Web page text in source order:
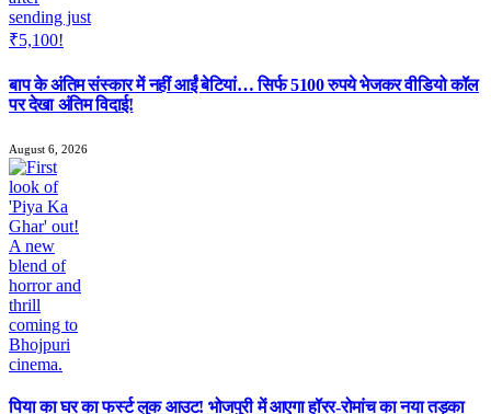
बाप के अंतिम संस्कार में नहीं आईं बेटियां… सिर्फ 5100 रुपये भेजकर वीडियो कॉल
पर देखा अंतिम विदाई!
August 6, 2026
पिया का घर का फर्स्ट लुक आउट! भोजपुरी में आएगा हॉरर-रोमांच का नया तड़का